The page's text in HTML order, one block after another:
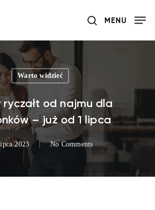
search
MENU
Warto widzieć
ryczałt od najmu dla
– już od 1 lipca
2023 No Comments